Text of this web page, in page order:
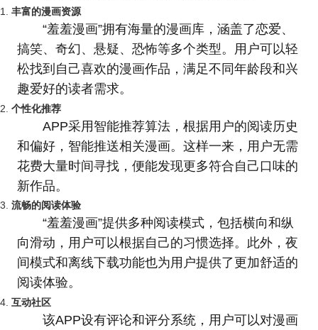
1. 丰富的漫画资源
“羞羞漫画”拥有海量的漫画库，涵盖了恋爱、
搞笑、奇幻、悬疑、恐怖等多个类型。用户可以轻
松找到自己喜欢的漫画作品，满足不同年龄段和兴
趣爱好的读者需求。
2. 个性化推荐
APP采用智能推荐算法，根据用户的阅读历史
和偏好，智能推送相关漫画。这样一来，用户无需
花费大量时间寻找，便能发现更多符合自己口味的
新作品。
3. 流畅的阅读体验
“羞羞漫画”提供多种阅读模式，包括横向和纵
向滑动，用户可以根据自己的习惯选择。此外，夜
间模式和离线下载功能也为用户提供了更加舒适的
阅读体验。
4. 互动社区
该APP设有评论和评分系统，用户可以对漫画